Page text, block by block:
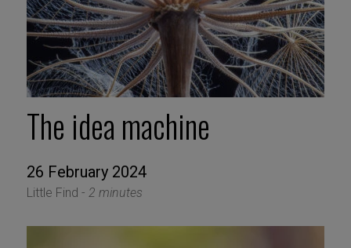
The idea machine
26 February 2024
Little Find - 2 minutes